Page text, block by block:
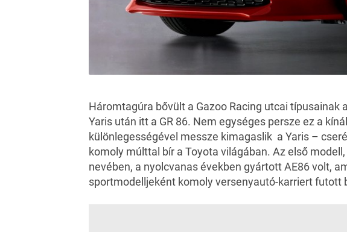
Háromtagúra bővült a Gazoo Racing utcai típusainak
Yaris után itt a GR 86. Nem egységes persze ez a
különlegességével messze kimagaslik a Yaris –
komoly múlttal bír a Toyota világában. Az első
nevében, a nyolcvanas években gyártott AE86 volt,
sportmodelljeként komoly versenyautó-karriert futott